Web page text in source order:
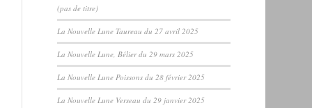
(pas de titre)
La Nouvelle Lune Taureau du 27 avril 2025
La Nouvelle Lune, Bélier du 29 mars 2025
La Nouvelle Lune Poissons du 28 février 2025
La Nouvelle Lune Verseau du 29 janvier 2025